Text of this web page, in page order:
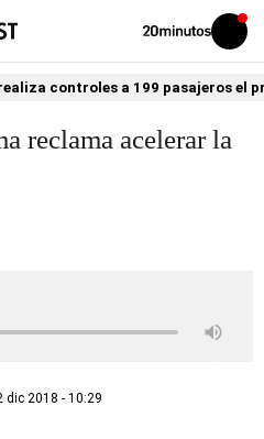
Volver
Iniciar
sesión
controles a 199 pasajeros el
reclama acelerar la
dic 2018 - 10:29